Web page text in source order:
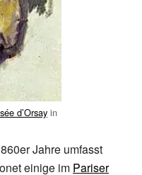
d’Orsay in
Jahre umfasst
einige im Pariser